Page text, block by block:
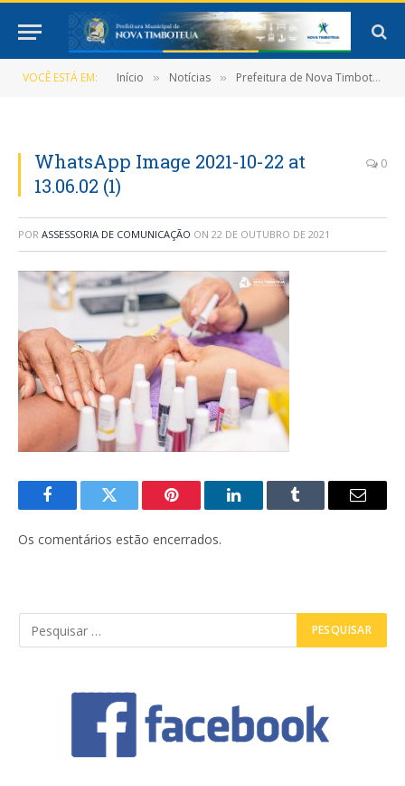
VOCÊ ESTÁ EM: Início » Notícias » Prefeitura de Nova Timboteua realiza ação alusiva ao Outubro Rosa na Vila da Curva
WhatsApp Image 2021-10-22 at
13.06.02 (1)
0
POR ASSESSORIA DE COMUNICAÇÃO ON 22 DE OUTUBRO DE 2021
FacebookTwitter Pinterest LinkedInTumblr
E-
Os comentários estão encerrados.